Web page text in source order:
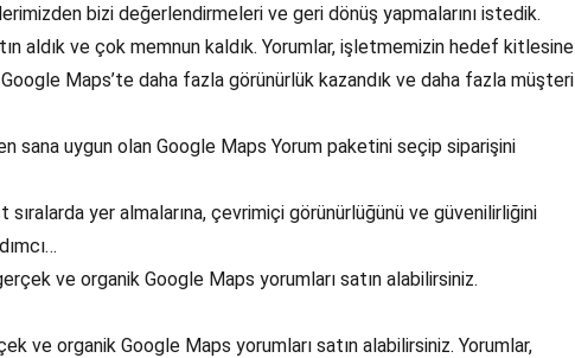
bizi değerlendirmeleri ve geri dönüş yapmalarını istedik.
aldık ve çok memnun kaldık. Yorumlar, işletmemizin hedef kitlesine
Maps’te daha fazla görünürlük kazandık ve daha fazla müşteri
sana uygun olan Google Maps Yorum paketini seçip siparişini
yer almalarına, çevrimiçi görünürlüğünü ve güvenilirliğini
ve organik Google Maps yorumları satın alabilirsiniz.
ve organik Google Maps yorumları satın alabilirsiniz. Yorumlar,